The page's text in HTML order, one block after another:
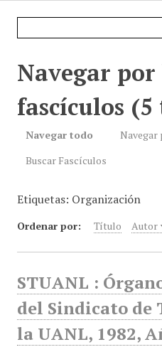
Navegar por
fascículos
Navegar todo
Navegar
Buscar Fascículos
Etiquetas: Organización
Ordenar por: Título Autor
STUANL :
del Sindicato de
la UANL, 1982,